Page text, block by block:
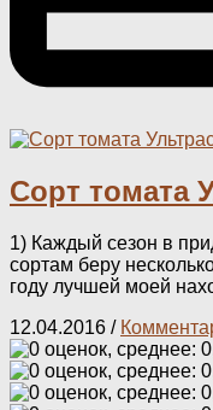
Сорт томата
1) Каждый сезон в
сортам беру
году лучшей моей
12.04.2016 /